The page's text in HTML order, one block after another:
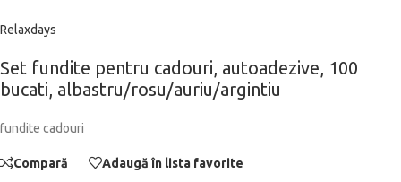
Relaxdays
Set fundite pentru cadouri, autoadezive, 100
bucati, albastru/rosu/auriu/argintiu
fundite cadouri
Compară Adaugă în lista favorite